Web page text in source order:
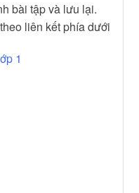
bài tập và lưu lại.
liên kết phía dưới
1